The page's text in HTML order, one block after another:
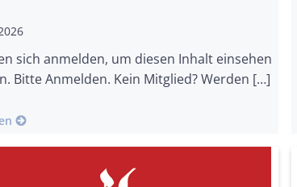
sich anmelden, um diesen Inhalt einsehen
Bitte Anmelden. Kein Mitglied? Werden […]